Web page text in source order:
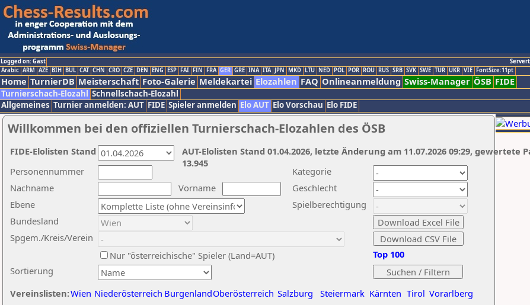
Logged on: Gast
Arabic ARM AZE BIH BUL CAT CHN CRO CZE DEN ENG ESP FAI FIN FRA GER GRE INA ITA JPN MKD LTU NED POL POR ROU RUS SRB SVK SWE TUR UKR VIE FontSize:11pt
Home TurnierDB Meisterschaft Foto-Galerie Meldekartei Elozahlen FAQ Onlineanmeldung Swiss-Manager ÖSB FIDE
Turnierschach-Elozahl Schnellschach-Elozahl
Allgemeines Turnier anmelden: AUT FIDE Spieler anmelden Elo AUT Elo Vorschau Elo FIDE
Willkommen bei den offiziellen Turnierschach-Elozahlen des ÖSB
Nachname
Vorname
Ebene
Kategorie
Sortierung
Personennummer
Bundesland
Spgem./Kreis/Verein
Geschlecht
Nur "österreichische" Spieler (Land=AUT)
Spielberechtigung
Vereinslisten:Wien Niederösterreich BurgenlandOberösterreich Salzburg Steiermark Kärnten Tirol Vorarlberg
Top 100
AUT-Elolisten Stand 01.04.2026, letzte Änderung am 11.07.2026 09:29, gewertete
13.945
FIDE-Elolisten Stand